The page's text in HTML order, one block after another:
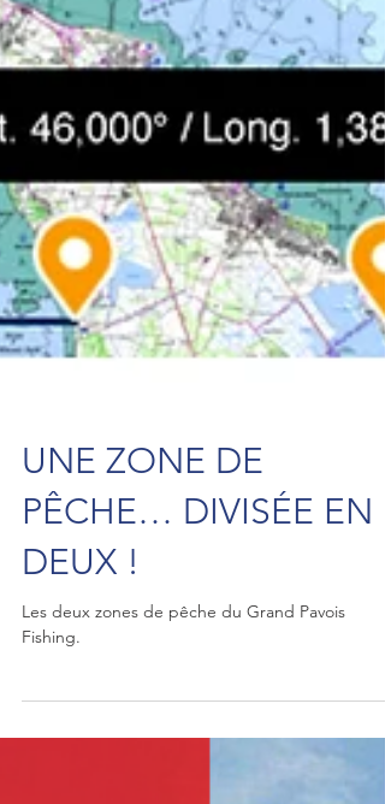
UNE ZONE DE
PÊCHE… DIVISÉE EN
DEUX !